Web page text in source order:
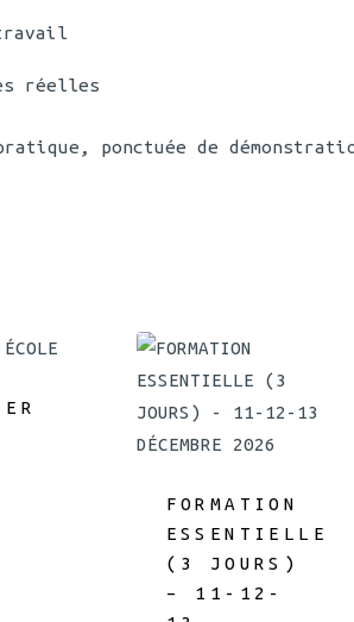
réelles
ponctuée de
FORMATION
ESSENTIELLE
(3 JOURS)
– 11-12-